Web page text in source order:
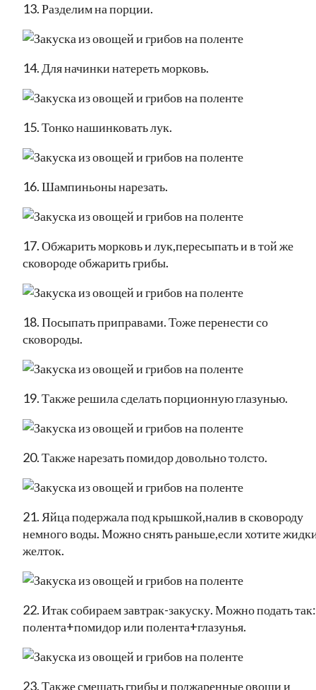
13. Разделим на порции.
14. Для начинки натереть морковь.
15. Тонко нашинковать лук.
16. Шампиньоны нарезать.
17. Обжарить морковь и лук,пересыпать и в той же
сковороде обжарить грибы.
18. Посыпать приправами. Тоже перенести со
сковороды.
19. Также решила сделать порционную глазунью.
20. Также нарезать помидор довольно толсто.
21. Яйца подержала под крышкой,налив в сковороду
немного воды. Можно снять раньше,если хотите
желток.
22. Итак собираем завтрак-закуску. Можно подать так:
полента+помидор или полента+глазунья.
23. Также смешать грибы и поджаренные овощи и